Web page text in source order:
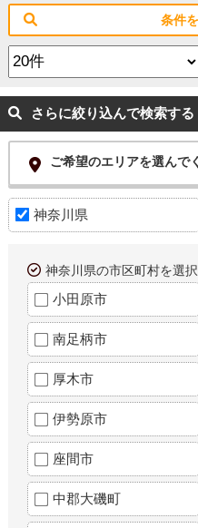
条件
さらに絞り込んで検索する
ご希望のエリアを選んで
神奈川県
神奈川県の市区町村を選択
小田原市
南足柄市
厚木市
伊勢原市
座間市
中郡大磯町